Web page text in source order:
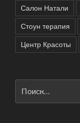
Салон Натали
Стоун терапия
Центр Красоты